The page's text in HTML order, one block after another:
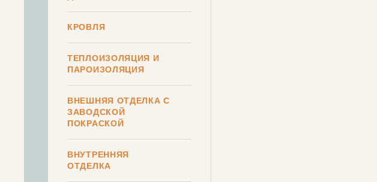
КРОВЛЯ
ТЕПЛОИЗОЛЯЦИЯ И
ПАРОИЗОЛЯЦИЯ
ВНЕШНЯЯ ОТДЕЛКА С
ЗАВОДСКОЙ
ПОКРАСКОЙ
ВНУТРЕННЯЯ
ОТДЕЛКА